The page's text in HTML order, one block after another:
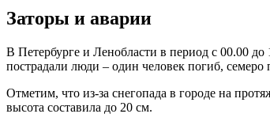
Заторы и аварии
В Петербурге и Ленобласти в период с 00.00
пострадали люди – один человек погиб,
Отметим, что из-за снегопада в городе на
высота составила до 20 см.